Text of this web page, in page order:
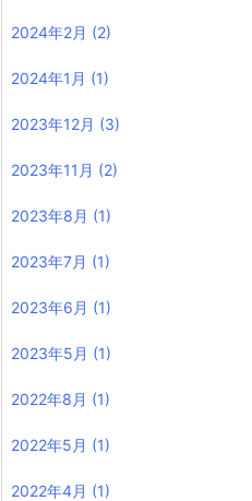
2024年2月 (2)
2024年1月 (1)
2023年12月 (3)
2023年11月 (2)
2023年8月 (1)
2023年7月 (1)
2023年6月 (1)
2023年5月 (1)
2022年8月 (1)
2022年5月 (1)
2022年4月 (1)